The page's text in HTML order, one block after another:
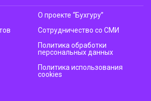
О проекте “Бухгуру”
Сотрудничество со СМИ
Политика обработки
персональных данных
Политика использования
cookies